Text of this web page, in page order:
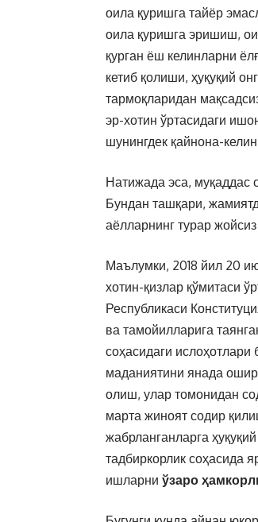
оила қуришга тайёр
оила қуришга эришиш,
қурган ёш келинларни
кетиб қолиши, ҳуқуқий
тармоқларидан
эр-хотин ўртасидаги
шунингдек қайнона-
Натижада эса, муқаддас
Бундан ташқари,
аёлларнинг турар
Маълумки, 2018 йил 20
хотин-қизлар қўмитаси
Республикаси
ва тамойилларига
соҳасидаги
маданиятини янада
олиш, улар томонидан
марта жиноят содир
жабрланганларга
тадбиркорлик соҳасида
ишларни ўзаро